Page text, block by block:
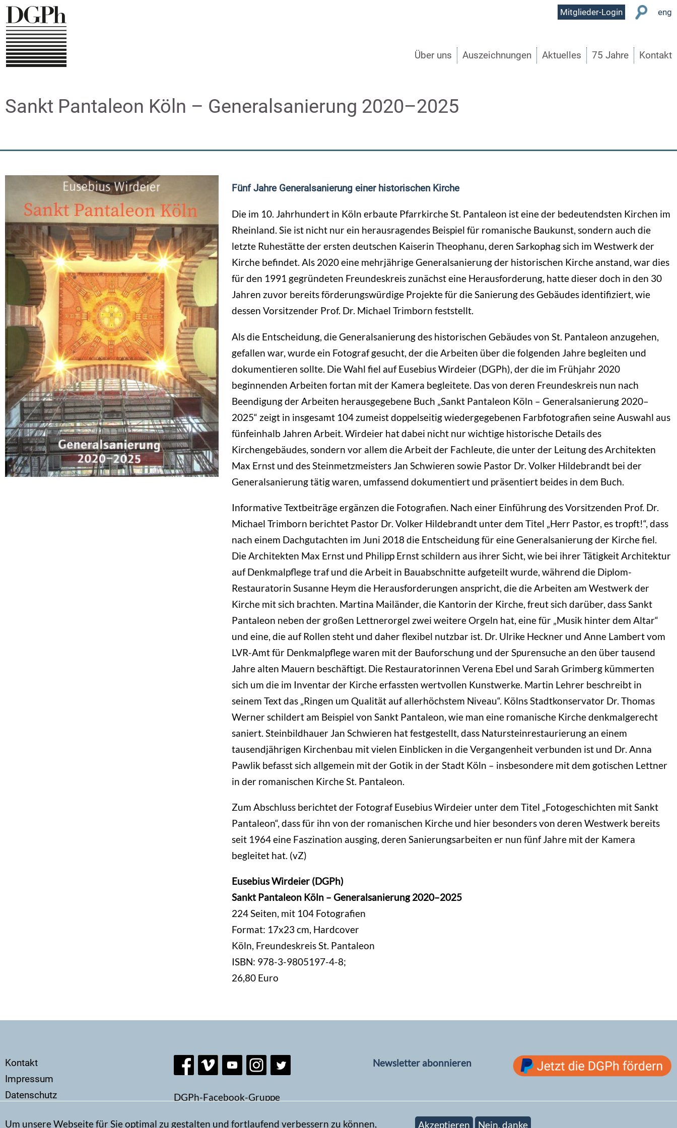
Direkt
zum
Inhalt
User
Mitglieder-Login eng
Über uns Auszeichnungen Aktuelles 75 Jahre Kontakt
Sankt Pantaleon Köln – Generalsanierung 2020–2025
Fünf Jahre Generalsanierung einer historischen Kirche
Die im 10. Jahrhundert in Köln erbaute Pfarrkirche St. Pantaleon ist eine der bedeutendsten Kirchen im
Rheinland. Sie ist nicht nur ein herausragendes Beispiel für romanische Baukunst, sondern auch die
letzte Ruhestätte der ersten deutschen Kaiserin Theophanu, deren Sarkophag sich im Westwerk der
Kirche befindet. Als 2020 eine mehrjährige Generalsanierung der historischen Kirche anstand, war dies
für den 1991 gegründeten Freundeskreis zunächst eine Herausforderung, hatte dieser doch in den 30
Jahren zuvor bereits förderungswürdige Projekte für die Sanierung des Gebäudes identifiziert, wie
dessen Vorsitzender Prof. Dr. Michael Trimborn feststellt.
Als die Entscheidung, die Generalsanierung des historischen Gebäudes von St. Pantaleon anzugehen,
gefallen war, wurde ein Fotograf gesucht, der die Arbeiten über die folgenden Jahre begleiten und
dokumentieren sollte. Die Wahl fiel auf Eusebius Wirdeier (DGPh), der die im Frühjahr 2020
beginnenden Arbeiten fortan mit der Kamera begleitete. Das von deren Freundeskreis nun nach
Beendigung der Arbeiten herausgegebene Buch „Sankt Pantaleon Köln – Generalsanierung 2020–
2025“ zeigt in insgesamt 104 zumeist doppelseitig wiedergegebenen Farbfotografien seine Auswahl aus
fünfeinhalb Jahren Arbeit. Wirdeier hat dabei nicht nur wichtige historische Details des
Kirchengebäudes, sondern vor allem die Arbeit der Fachleute, die unter der Leitung des Architekten
Max Ernst und des Steinmetzmeisters Jan Schwieren sowie Pastor Dr. Volker Hildebrandt bei der
Generalsanierung tätig waren, umfassend dokumentiert und präsentiert beides in dem Buch.
Informative Textbeiträge ergänzen die Fotografien. Nach einer Einführung des Vorsitzenden Prof. Dr.
Michael Trimborn berichtet Pastor Dr. Volker Hildebrandt unter dem Titel „Herr Pastor, es tropft!“, dass
nach einem Dachgutachten im Juni 2018 die Entscheidung für eine Generalsanierung der Kirche fiel.
Die Architekten Max Ernst und Philipp Ernst schildern aus ihrer Sicht, wie bei ihrer Tätigkeit Architektur
auf Denkmalpflege traf und die Arbeit in Bauabschnitte aufgeteilt wurde, während die Diplom-
Restauratorin Susanne Heym die Herausforderungen anspricht, die die Arbeiten am Westwerk der
Kirche mit sich brachten. Martina Mailänder, die Kantorin der Kirche, freut sich darüber, dass Sankt
Pantaleon neben der großen Lettnerorgel zwei weitere Orgeln hat, eine für „Musik hinter dem Altar“
und eine, die auf Rollen steht und daher flexibel nutzbar ist. Dr. Ulrike Heckner und Anne Lambert vom
LVR-Amt für Denkmalpflege waren mit der Bauforschung und der Spurensuche an den über tausend
Jahre alten Mauern beschäftigt. Die Restauratorinnen Verena Ebel und Sarah Grimberg kümmerten
sich um die im Inventar der Kirche erfassten wertvollen Kunstwerke. Martin Lehrer beschreibt in
seinem Text das „Ringen um Qualität auf allerhöchstem Niveau“. Kölns Stadtkonservator Dr. Thomas
Werner schildert am Beispiel von Sankt Pantaleon, wie man eine romanische Kirche denkmalgerecht
saniert. Steinbildhauer Jan Schwieren hat festgestellt, dass Natursteinrestaurierung an einem
tausendjährigen Kirchenbau mit vielen Einblicken in die Vergangenheit verbunden ist und Dr. Anna
Pawlik befasst sich allgemein mit der Gotik in der Stadt Köln – insbesondere mit dem gotischen Lettner
in der romanischen Kirche St. Pantaleon.
Zum Abschluss berichtet der Fotograf Eusebius Wirdeier unter dem Titel „Fotogeschichten mit Sankt
Pantaleon“, dass für ihn von der romanischen Kirche und hier besonders von deren Westwerk bereits
seit 1964 eine Faszination ausging, deren Sanierungsarbeiten er nun fünf Jahre mit der Kamera
begleitet hat. (vZ)
Eusebius Wirdeier (DGPh)
Sankt Pantaleon Köln – Generalsanierung 2020–2025
224 Seiten, mit 104 Fotografien
Format: 17x23 cm, Hardcover
Köln, Freundeskreis St. Pantaleon
ISBN: 978-3-9805197-4-8;
26,80 Euro
Secondary
menu
Kontakt
Impressum
Datenschutz
DGPh-Facebook-Gruppe
Newsletter abonnieren
Um unsere Webseite für Sie optimal zu gestalten und fortlaufend verbessern zu können, Akzeptieren Nein, danke